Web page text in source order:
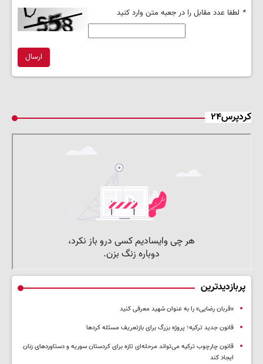
* لطفا عدد مقابل را در جعبه متن وارد کنید
ارسال
کردپرس۲۴
پربازدیدترین
«قربان رضایی» را به عنوان شهید معرفی کنید
قانون جدید ترکیه؛ پروژه بزرگ‌ برای بازتعریف مسئله کردها
قانون چارچوب ترکیه می‌تواند مرحله‌ای تازه برای کردستان سوریه و دستاوردهای زنان
ایجاد کند